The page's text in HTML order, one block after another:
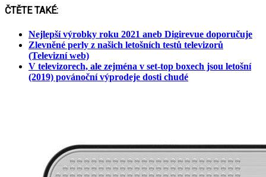
ČTĚTE TAKÉ:
Nejlepší výrobky roku 2021 aneb Digirevue doporučuje
Zlevněné perly z našich letošních testů televizorů
(Televizní web)
V televizorech, ale zejména v set-top boxech jsou letošní
(2019) povánoční výprodeje dosti chudé